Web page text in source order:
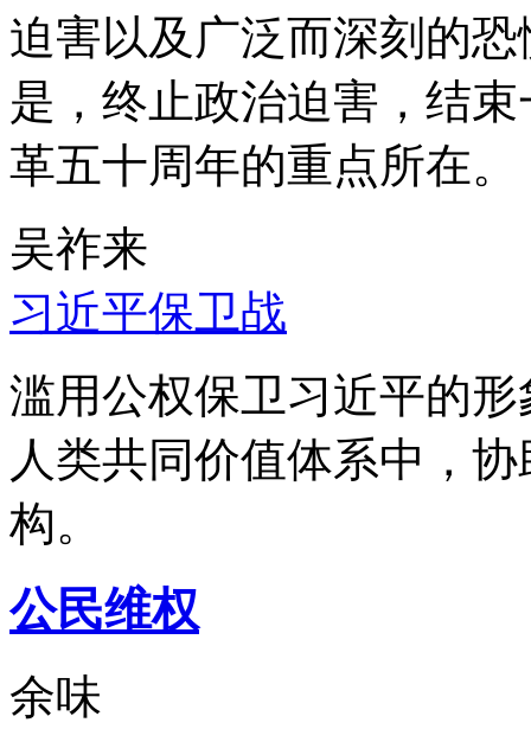
迫害以及广泛而深刻的
是，终止政治迫害，结
革五十周年的重点所在。
吴祚来
习近平保卫战
滥用公权保卫习近平的
人类共同价值体系中，
构。
公民维权
余味